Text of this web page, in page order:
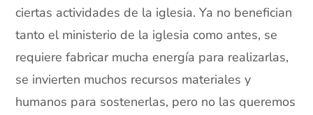
ciertas actividades de la iglesia. Ya no benefician
tanto el ministerio de la iglesia como antes, se
requiere fabricar mucha energía para realizarlas,
se invierten muchos recursos materiales y
humanos para sostenerlas, pero no las queremos